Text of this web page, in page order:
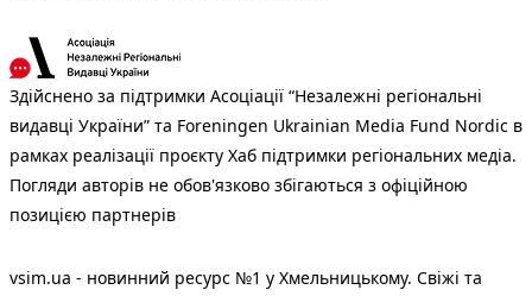
Здійснено за підтримки Асоціації “Незалежні регіональні
видавці України” та Foreningen Ukrainian Media Fund Nordic в
рамках реалізації проєкту Хаб підтримки регіональних медіа.
Погляди авторів не обов'язково збігаються з офіційною
позицією партнерів
vsim.ua - новинний ресурс №1 у Хмельницькому. Свіжі та